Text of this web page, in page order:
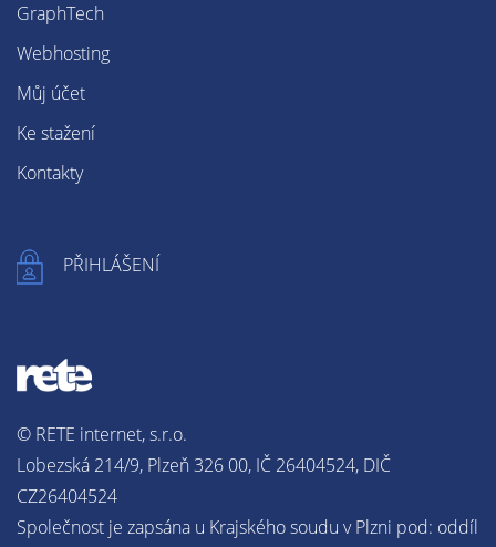
GraphTech
Webhosting
Můj účet
Ke stažení
Kontakty
PŘIHLÁŠENÍ
© RETE internet, s.r.o.
Lobezská 214/9, Plzeň 326 00, IČ 26404524, DIČ
CZ26404524
Společnost je zapsána u Krajského soudu v Plzni pod: oddíl